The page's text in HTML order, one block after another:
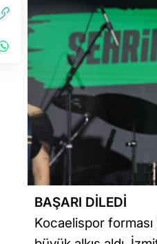
BAŞARI DİLEDİ
Kocaelispor